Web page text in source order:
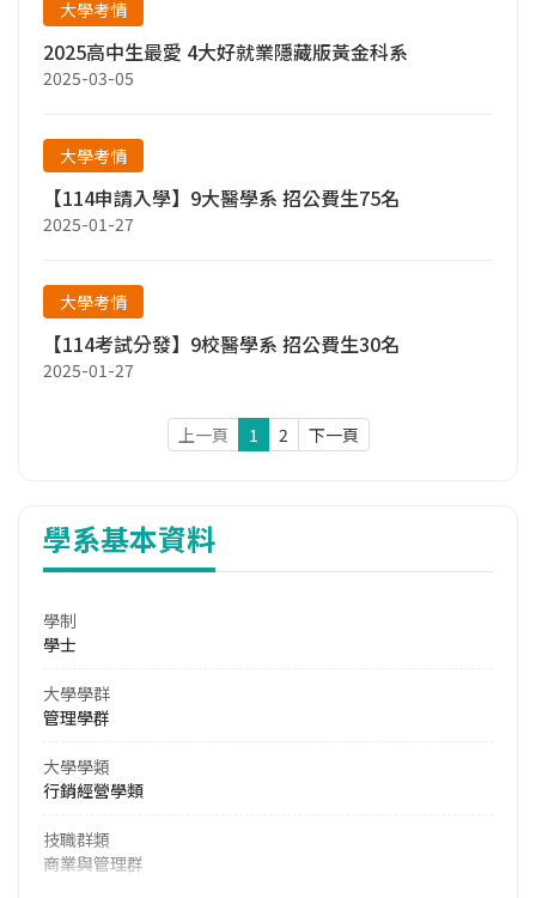
大學考情
2025高中生最愛 4大好就業隱藏版黃金科系
2025-03-05
大學考情
【114申請入學】9大醫學系 招公費生75名
2025-01-27
大學考情
【114考試分發】9校醫學系 招公費生30名
2025-01-27
上一頁 1 2 下一頁
學系基本資料
學制
學士
大學學群
管理學群
大學學類
行銷經營學類
技職群類
商業與管理群